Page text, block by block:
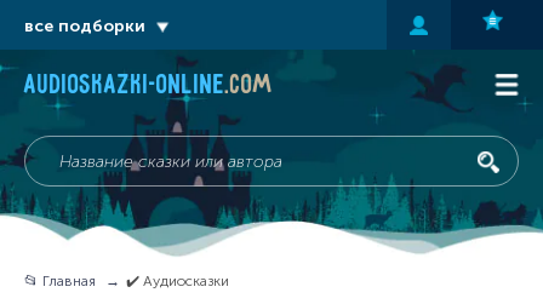
audioskazki-online.com
📂 Главная ✔️ Аудиосказки
все подборки